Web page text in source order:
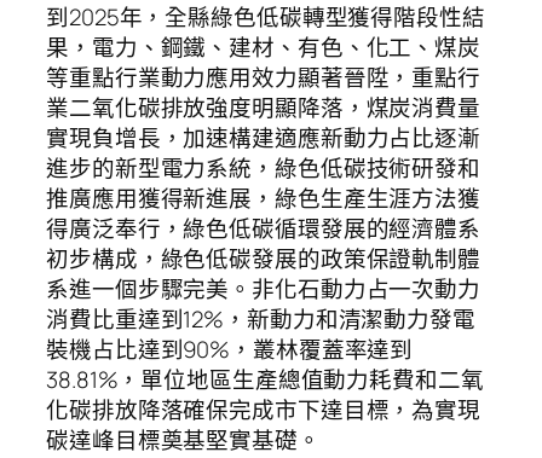
到2025年，全縣綠色低碳轉型獲得階段性結
果，電力、鋼鐵、建材、有色、化工、煤炭
等重點行業動力應用效力顯著晉陞，重點行
業二氧化碳排放強度明顯降落，煤炭消費量
實現負增長，加速構建適應新動力占比逐漸
進步的新型電力系統，綠色低碳技術研發和
推廣應用獲得新進展，綠色生產生涯方法獲
得廣泛奉行，綠色低碳循環發展的經濟體系
初步構成，綠色低碳發展的政策保證軌制體
系進一個步驟完美。非化石動力占一次動力
消費比重達到12%，新動力和清潔動力發電
裝機占比達到90%，叢林覆蓋率達到
38.81%，單位地區生產總值動力耗費和二氧
化碳排放降落確保完成市下達目標，為實現
碳達峰目標奠基堅實基礎。